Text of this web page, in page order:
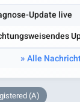
Update live
Alle
(A)